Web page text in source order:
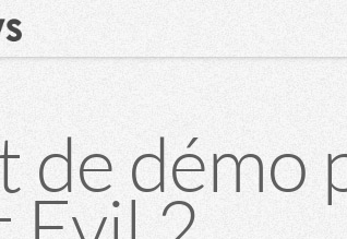
de démo